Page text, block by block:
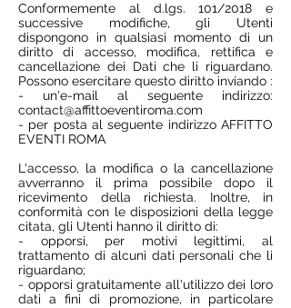
Conformemente al d.lgs. 101/2018 e
successive modifiche, gli Utenti
dispongono in qualsiasi momento di un
diritto di accesso, modifica, rettifica e
cancellazione dei Dati che li riguardano.
Possono esercitare questo diritto inviando :
- un'e-mail al seguente indirizzo:
contact@affittoeventiroma.com
- per posta al seguente indirizzo AFFITTO
EVENTI ROMA
L'accesso, la modifica o la cancellazione
avverranno il prima possibile dopo il
ricevimento della richiesta. Inoltre, in
conformità con le disposizioni della legge
citata, gli Utenti hanno il diritto di:
- opporsi, per motivi legittimi, al
trattamento di alcuni dati personali che li
riguardano;
- opporsi gratuitamente all'utilizzo dei loro
dati a fini di promozione, in particolare